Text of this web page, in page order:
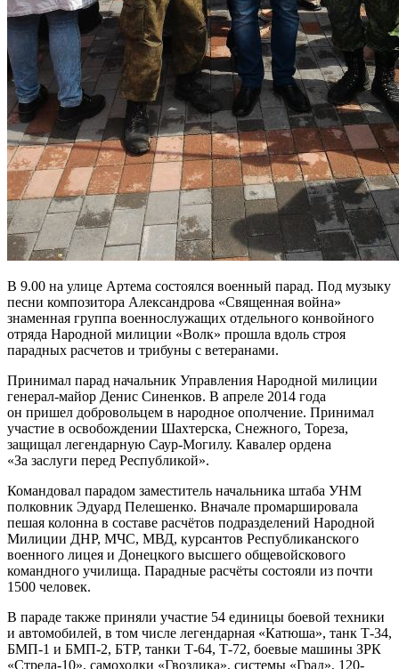
В 9.00 на улице Артема состоялся военный парад. Под музыку
песни композитора Александрова «Священная война»
знаменная группа военнослужащих отдельного конвойного
отряда Народной милиции «Волк» прошла вдоль строя
парадных расчетов и трибуны с ветеранами.
Принимал парад начальник Управления Народной милиции
генерал-майор Денис Синенков. В апреле 2014 года
он пришел добровольцем в народное ополчение. Принимал
участие в освобождении Шахтерска, Снежного, Тореза,
защищал легендарную Саур-Могилу. Кавалер ордена
«За заслуги перед Республикой».
Командовал парадом заместитель начальника штаба УНМ
полковник Эдуард Пелешенко. Вначале промаршировала
пешая колонна в составе расчётов подразделений Народной
Милиции ДНР, МЧС, МВД, курсантов Республиканского
военного лицея и Донецкого высшего общевойскового
командного училища. Парадные расчёты состояли из почти
1500 человек.
В параде также приняли участие 54 единицы боевой техники
и автомобилей, в том числе легендарная «Катюша», танк Т-34,
БМП-1 и БМП-2, БТР, танки Т-64, Т-72, боевые машины ЗРК
«Стрела-10», самоходки «Гвоздика», системы «Град», 120-